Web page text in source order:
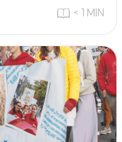
< 1 MIN